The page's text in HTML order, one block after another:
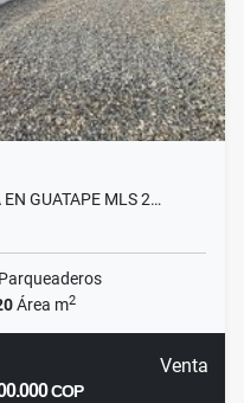
GUATAPE MLS 2…
Parqueaderos
Área m2
Venta
COP